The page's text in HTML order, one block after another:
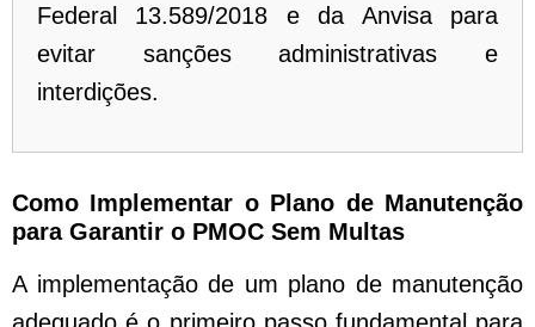
Federal 13.589/2018 e da Anvisa para
evitar sanções administrativas e
interdições.
Como Implementar o Plano de Manutenção
para Garantir o PMOC Sem Multas
A implementação de um plano de manutenção